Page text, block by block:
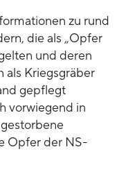
zu rund
die als „Opfer
und deren
als Kriegsgräber
gepflegt
vorwiegend in
Opfer der NS-